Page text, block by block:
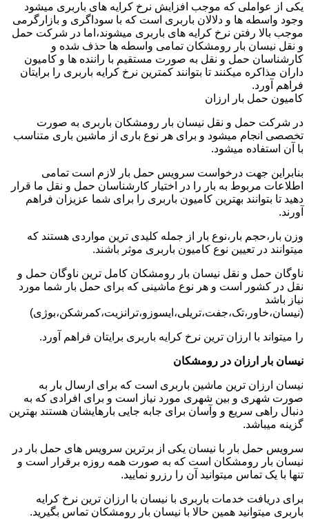
یکی از عواملی که موجب افزایش نرخ کرایه های باربری میشود
وجود واسطه ها و دلالان باربری است که با سوداگری و بازارگرمی
موجب بالا رفتن نرخ کرایه های باربری میشوند،اما در شرکت حمل
و نقل نیسان بار رومشکان تمامی واسطه ها حذف شده و
کارشناسان حمل و نقل به صورت مستقیم با راننده ها و کامیون
داران مذاکره میکنند تا بتوانند کمترین نرخ کرایه باربری را برایتان
فراهم آورد.
کامیون حمل بار ارزان
در شرکت حمل و نقل نیسان بار رومشکان باربری به صورت
تخصصی انجام میشود و برای هر نوع باری از ماشین باری متناسب
با آن استفاده میشود.
بنابراین جهت درخواست سرویس حمل بار لازم است تمامی
اطلاعات مربوط به بار را در اختیار کارشناسان حمل و نقل ما قرار
دهید تا بتوانند بهترین کامیون باربری را برای شما عزیزان فراهم
آورند.
وزن بار،حجم بار،نوع بار از جمله کلیدی ترین مواردی هستند که
میتوانند در تعیین نوع کامیون باربری موثر باشند.
ناوگان حمل و نقل نیسان بار رومشکان کامل ترین ناوگان حمل و
نقل در کشور است و هر نوع ماشینی که برای حمل بار شما مورد
نیاز باشد
(نیسان،خاور،تک،جفت،تریلی،ایسوزو،ترانزیت،کمرشکن،بوژی)
را میتواند با ارزان ترین نرخ کرایه باربری برایتان فراهم آورد.
نیسان بار ارزان در رومشکان
نیسان ارزان ترین ماشین باربری است که برای ارسال بار به
صورت شهری و بین شهری مورد نیاز است و برای افرادی که به
دنبال راهی سریع و وآسان برای جابه جایی بارهایشان هستند بهترین
گزینه میباشد.
سرویس حمل بار با نیسان یکی از برترین سرویس های حمل بار در
نیسان بار رومشکان است که به صورت همه روزه برقرار است و
تنها با یک تماس میتوانید آن را رزرو نمایید.
برای دریافت خدمات باربری با نیسان با ارزان ترین نرخ کرایه
باربری میتوانید همین حالا با نیسان بار رومشکان تماس بگیرید.